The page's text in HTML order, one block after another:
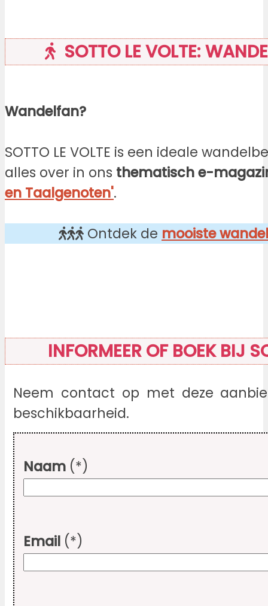
SOTTO LE VOLTE:
Wandelfan?
SOTTO LE VOLTE is een ideale
alles over in ons thematisch e-
en Taalgenoten'.
Ontdek de mooiste
INFORMEER OF BOEK BIJ
Neem contact op met deze
beschikbaarheid.
Naam (*)
Email (*)